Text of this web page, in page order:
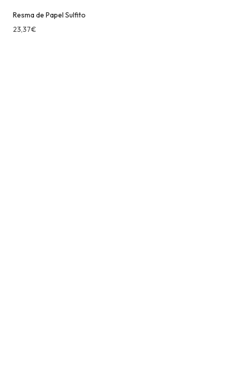
Resma de Papel Sulfito
23,37€